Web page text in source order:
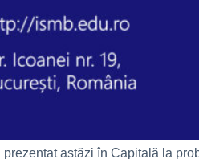
astăzi în Capitală la